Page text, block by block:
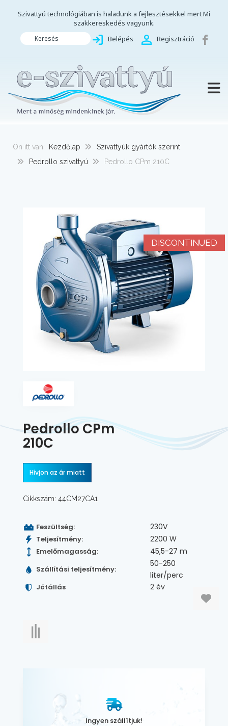
Szivattyú technológiában is haladunk a fejlesztésekkel mert Mi
szakkereskedés vagyunk.
Keresés Belépés Regisztráció
Ön itt van: Kezdőlap
Szivattyúk gyártók szerint
Pedrollo szivattyú
Pedrollo CPm 210C
DISCONTINUED
Pedrollo CPm
210C
Hívjon az ár miatt
Cikkszám: 44CM27CA1
Feszültség: 230V
Teljesítmény: 2200 W
Emelőmagasság: 45,5-27 m
Szállítási teljesítmény:
50-250
liter/perc
Jótállás 2 év
Ingyen szállítjuk!